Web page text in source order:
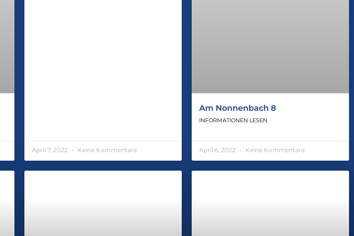
April 7, 2022 Keine Kommentare
Am Nonnenbach 8
INFORMATIONEN LESEN
April 6, 2022 Keine Kommentare